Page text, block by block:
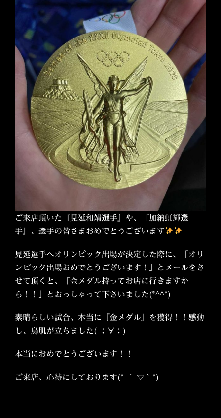
ご来店頂いた『見延和靖選手』や、『加納虹輝選
手』、選手の皆さまおめでとうございます
見延選手へオリンピック出場が決定した際に、「オリ
ンピック出場おめでとうございます！」とメールをさ
せて頂くと、「金メダル持ってお店に行きますか
ら！！」とおっしゃって下さいました(*^^*)
素晴らしい試合、本当に『金メダル』を獲得！！感動
し、鳥肌が立ちました( ；∀；)
本当におめでとうございます！！
ご来店、心待にしております(* ´ ▽ ` *)